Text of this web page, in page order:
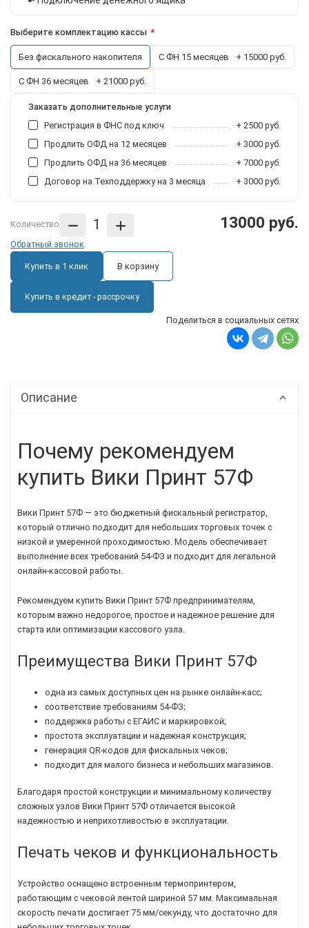
Выберите комплектацию кассы
Без фискального накопителя С ФН 15 месяцев + 15000 руб.
С ФН 36 месяцев + 21000 руб.
Заказать дополнительные услуги
Регистрация в ФНС под ключ
+ 2500 руб.
Продлить ОФД на 12 месяцев
+ 3000 руб.
Продлить ОФД на 36 месяцев
+ 7000 руб.
Договор на Техподдержку на 3 месяца
+ 3000 руб.
Количество 13000 руб.
Обратный звонок
Купить в 1 клик В корзину
Купить в кредит - рассрочку
Поделиться в социальных сетях
Описание
Почему рекомендуем
купить Вики Принт 57Ф
Вики Принт 57Ф — это бюджетный фискальный регистратор,
который отлично подходит для небольших торговых точек с
низкой и умеренной проходимостью. Модель обеспечивает
выполнение всех требований 54-ФЗ и подходит для легальной
онлайн-кассовой работы.
Рекомендуем купить Вики Принт 57Ф предпринимателям,
которым важно недорогое, простое и надежное решение для
старта или оптимизации кассового узла.
Преимущества Вики Принт 57Ф
одна из самых доступных цен на рынке онлайн-касс;
соответствие требованиям 54-ФЗ;
поддержка работы с ЕГАИС и маркировкой;
простота эксплуатации и надежная конструкция;
генерация QR-кодов для фискальных чеков;
подходит для малого бизнеса и небольших магазинов.
Благодаря простой конструкции и минимальному количеству
сложных узлов Вики Принт 57Ф отличается высокой
надежностью и неприхотливостью в эксплуатации.
Печать чеков и функциональность
Устройство оснащено встроенным термопринтером,
работающим с чековой лентой шириной 57 мм. Максимальная
скорость печати достигает 75 мм/секунду, что достаточно для